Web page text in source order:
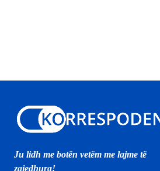
Ju lidh me botën vetëm me lajme të
zgjedhura!